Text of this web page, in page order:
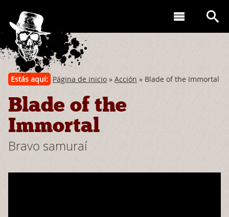
Estás aquí: Página de inicio » Acción » Blade of the Immortal
Blade of the
Immortal
Bravo samuraí